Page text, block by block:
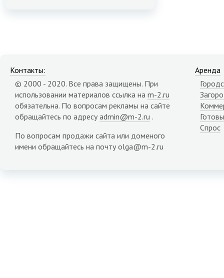
Контакты:
© 2000 - 2020. Все права защищены. При
использовании материалов ссылка на m-2.ru
обязательна. По вопросам рекламы на сайте
обращайтесь по адресу admin@m-2.ru .
По вопросам продажи сайта или доменого
имени обращайтесь на почту olga@m-2.ru
Аренда
Спрос